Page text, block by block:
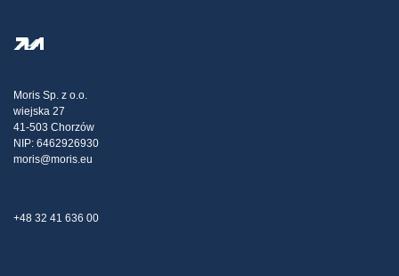
Doprava
Stížnosti
Moris Sp. z o.o.
wiejska 27
41-503 Chorzów
NIP: 6462926930
moris@moris.eu
+48 32 41 636 00